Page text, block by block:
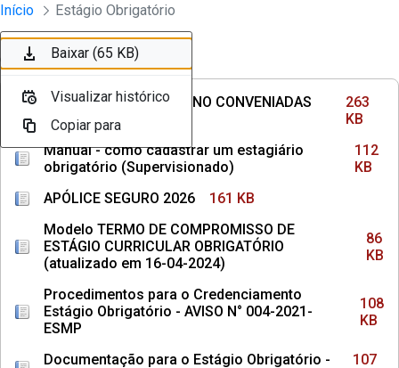
Pular para o Conteúdo principal
Divisão Minima - Escola Superior
Início Estágio Obrigatório
Ordenar Filtro
INSTITUIÇÕES DE ENSINO CONVENIADAS
COM MPPE
263
KB
Manual - como cadastrar um estagiário
obrigatório (Supervisionado)
112
KB
APÓLICE SEGURO 2026
161 KB
Modelo TERMO DE COMPROMISSO DE
ESTÁGIO CURRICULAR OBRIGATÓRIO
(atualizado em 16-04-2024)
86
KB
Procedimentos para o Credenciamento
Estágio Obrigatório - AVISO N° 004-2021-
ESMP
108
KB
Documentação para o Estágio Obrigatório -
107
Baixar (263 KB)
Visualizar histórico
Copiar para
Baixar (112 KB)
Visualizar histórico
Copiar para
Baixar (161 KB)
Visualizar histórico
Copiar para
Baixar (86 KB)
Visualizar histórico
Copiar para
Baixar (108 KB)
Visualizar histórico
Copiar para
Baixar (107 KB)
Visualizar histórico
Copiar para
Baixar (65 KB)
Visualizar histórico
Copiar para